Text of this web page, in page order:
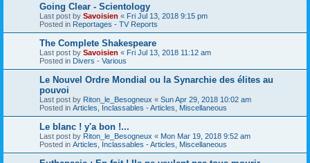
Going Clear - Scientology
Last post by Savoisien « Fri Jul 13, 2018 9:15 pm
Posted in Reportages - TV Reports
The Complete Shakespeare
Last post by Savoisien « Fri Jul 13, 2018 11:12 am
Posted in Divers - Various
Le Nouvel Ordre Mondial ou la Synarchie des élites au
pouvoi
Last post by Riton_le_Besogneux « Sun Apr 29, 2018 10:02 am
Posted in Articles, Inclassables - Articles, Miscellaneous
Le blanc ! y'a bon !...
Last post by Riton_le_Besogneux « Mon Mar 19, 2018 9:52 am
Posted in Articles, Inclassables - Articles, Miscellaneous